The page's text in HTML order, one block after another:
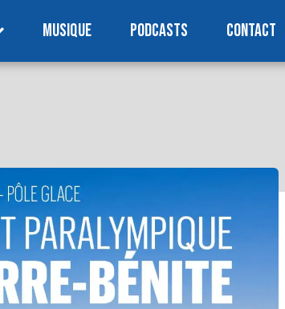
MUSIQUE PODCASTS CONTACT